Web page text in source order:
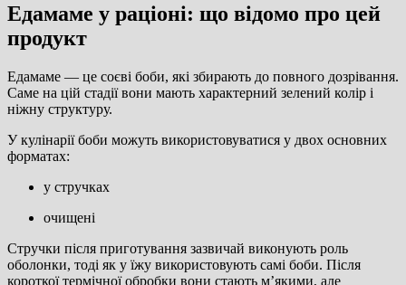
Едамаме у раціоні: що відомо про цей
продукт
Едамаме — це соєві боби, які збирають до повного дозрівання.
Саме на цій стадії вони мають характерний зелений колір і
ніжну структуру.
У кулінарії боби можуть використовуватися у двох основних
форматах:
у стручках
очищені
Стручки після приготування зазвичай виконують роль
оболонки, тоді як у їжу використовують самі боби. Після
короткої термічної обробки вони стають м’якими, але